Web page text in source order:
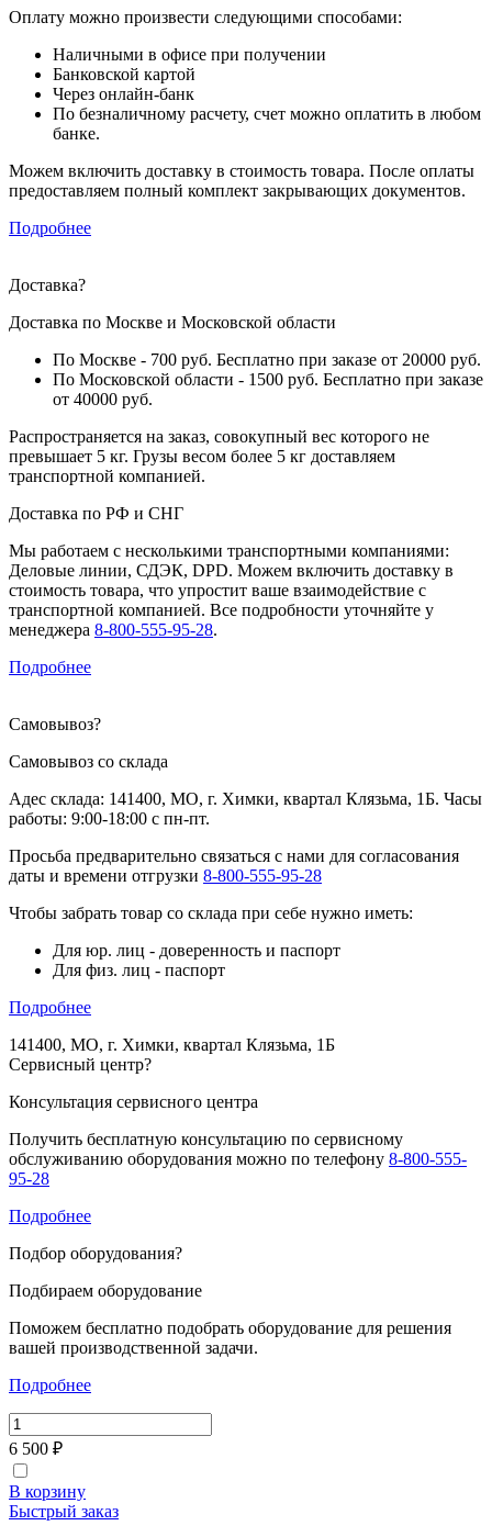
Оплату можно произвести следующими способами:
Наличными в офисе при получении
Банковской картой
Через онлайн-банк
По безналичному расчету, счет можно оплатить в любом
банке.
Можем включить доставку в стоимость товара. После оплаты
предоставляем полный комплект закрывающих документов.
Подробнее
Доставка?
Доставка по Москве и Московской области
По Москве - 700 руб. Бесплатно при заказе от 20000 руб.
По Московской области - 1500 руб. Бесплатно при заказе
от 40000 руб.
Распространяется на заказ, совокупный вес которого не
превышает 5 кг. Грузы весом более 5 кг доставляем
транспортной компанией.
Доставка по РФ и СНГ
Мы работаем с несколькими транспортными компаниями:
Деловые линии, СДЭК, DPD. Можем включить доставку в
стоимость товара, что упростит ваше взаимодействие с
транспортной компанией. Все подробности уточняйте у
менеджера 8-800-555-95-28.
Подробнее
Самовывоз?
Самовывоз со склада
Адес склада: 141400, МО, г. Химки, квартал Клязьма, 1Б. Часы
работы: 9:00-18:00 с пн-пт.
Просьба предварительно связаться с нами для согласования
даты и времени отгрузки 8-800-555-95-28
Чтобы забрать товар со склада при себе нужно иметь:
Для юр. лиц - доверенность и паспорт
Для физ. лиц - паспорт
Подробнее
141400, МО, г. Химки, квартал Клязьма, 1Б
Сервисный центр?
Консультация сервисного центра
Получить бесплатную консультацию по сервисному
обслуживанию оборудования можно по телефону 8-800-555-
95-28
Подробнее
Подбор оборудования?
Подбираем оборудование
Поможем бесплатно подобрать оборудование для решения
вашей производственной задачи.
Подробнее
6 500 ₽
В корзину
Быстрый заказ